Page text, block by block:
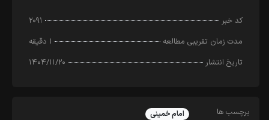
کد خبر
۲۰۹۱
مدت زمان تقریبی مطالعه
۱ دقیقه
تاریخ انتشار
۱۴۰۴/۱۱/۲۰
برچسب ها امام خمینی